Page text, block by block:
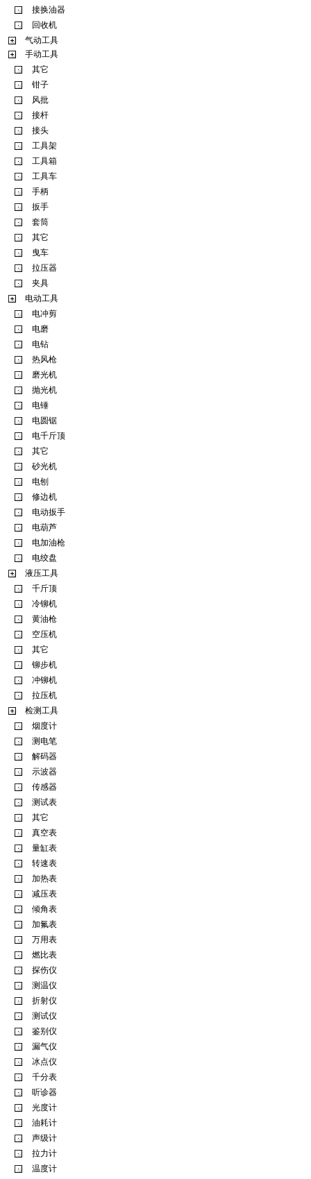
接换油器
回收机
气动工具
手动工具
其它
钳子
风批
接杆
接头
工具架
工具箱
工具车
手柄
扳手
套筒
其它
曳车
拉压器
夹具
电动工具
电冲剪
电磨
电钻
热风枪
磨光机
抛光机
电锤
电圆锯
电千斤顶
其它
砂光机
电刨
修边机
电动扳手
电葫芦
电加油枪
电绞盘
液压工具
千斤顶
冷铆机
黄油枪
空压机
其它
铆步机
冲铆机
拉压机
检测工具
烟度计
测电笔
解码器
示波器
传感器
测试表
其它
真空表
量缸表
转速表
加热表
减压表
倾角表
加氟表
万用表
燃比表
探伤仪
测温仪
折射仪
测试仪
鉴别仪
漏气仪
冰点仪
千分表
听诊器
光度计
油耗计
声级计
拉力计
温度计